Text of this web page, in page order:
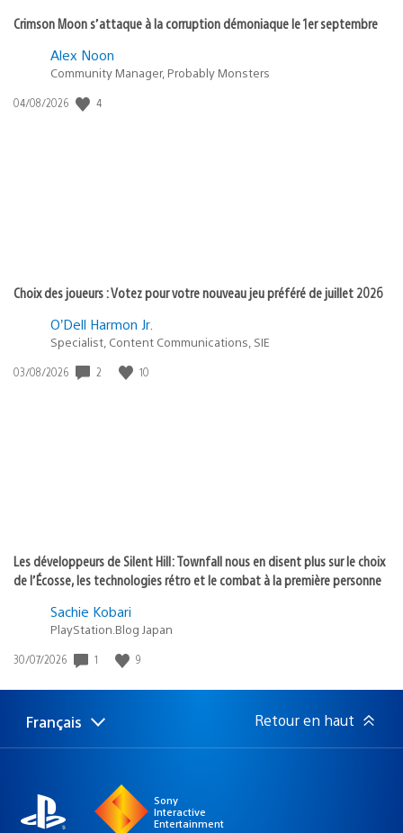
Crimson Moon s’attaque à la corruption démoniaque le 1er septembre
Alex Noon
Community Manager, Probably Monsters
Date
04/08/2026 4
Choix des joueurs : Votez pour votre nouveau jeu préféré de juillet 2026
O’Dell Harmon Jr.
Specialist, Content Communications, SIE
Date
03/08/2026 2 10
Les développeurs de Silent Hill: Townfall nous en disent plus sur le choix
de l’Écosse, les technologies rétro et le combat à la première personne
Sachie Kobari
PlayStation.Blog Japan
Date
publication
30/07/2026 1 9
Choisir
Région
Français Retour en haut
Sony
Interactive
Entertainment